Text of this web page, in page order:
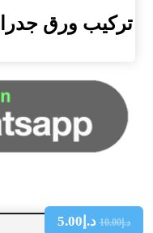
تركيب ورق جدران في
د.إ10.00 د.إ 5.00